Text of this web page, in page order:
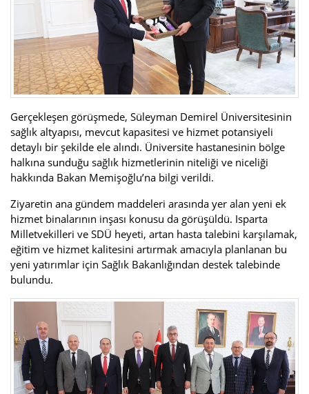
Gerçekleşen görüşmede, Süleyman Demirel Üniversitesinin
sağlık altyapısı, mevcut kapasitesi ve hizmet potansiyeli
detaylı bir şekilde ele alındı. Üniversite hastanesinin bölge
halkına sunduğu sağlık hizmetlerinin niteliği ve niceliği
hakkında Bakan Memişoğlu’na bilgi verildi.
Ziyaretin ana gündem maddeleri arasında yer alan yeni ek
hizmet binalarının inşası konusu da görüşüldü. Isparta
Milletvekilleri ve SDÜ heyeti, artan hasta talebini karşılamak,
eğitim ve hizmet kalitesini artırmak amacıyla planlanan bu
yeni yatırımlar için Sağlık Bakanlığından destek talebinde
bulundu.